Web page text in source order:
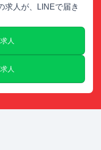
求人が、LINEで届き
人
人